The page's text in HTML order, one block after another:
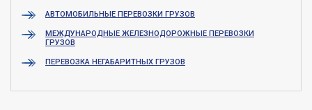
АВТОМОБИЛЬНЫЕ ПЕРЕВОЗКИ ГРУЗОВ
МЕЖДУНАРОДНЫЕ ЖЕЛЕЗНОДОРОЖНЫЕ ПЕРЕВОЗКИ
ГРУЗОВ
ПЕРЕВОЗКА НЕГАБАРИТНЫХ ГРУЗОВ